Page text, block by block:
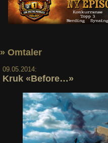
Søk
» Omtaler
09.05.2014:
Kruk «Before…»